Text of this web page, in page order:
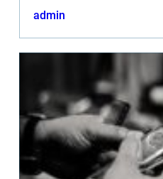
admin